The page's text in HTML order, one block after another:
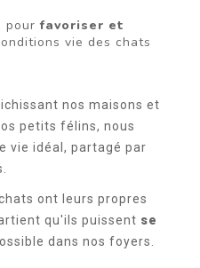
pourfavoriser et
vie des chats
nos maisons et
petits félins, nous
vie idéal, partagé par
ont leurs propres
qu'ils puissent se
dans nos foyers.